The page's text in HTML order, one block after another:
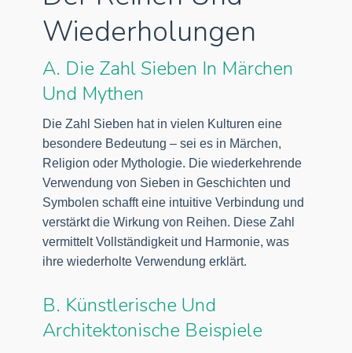
Wiederholungen
A. Die Zahl Sieben In Märchen
Und Mythen
Die Zahl Sieben hat in vielen Kulturen eine
besondere Bedeutung – sei es in Märchen,
Religion oder Mythologie. Die wiederkehrende
Verwendung von Sieben in Geschichten und
Symbolen schafft eine intuitive Verbindung und
verstärkt die Wirkung von Reihen. Diese Zahl
vermittelt Vollständigkeit und Harmonie, was
ihre wiederholte Verwendung erklärt.
B. Künstlerische Und
Architektonische Beispiele